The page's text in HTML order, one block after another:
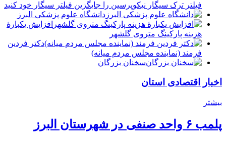
فیلتر ترک سیگار نیکوپرسین را جایگزین فیلتر سیگار خود کنید
دانشگاه علوم پزشکی البرز
افزایش یکبارۀ
هزینه پارکینگ متروی گلشهر
دكتر فردين
فرمند (نماينده مجلس مردم میانه)
سخنان بزرگان
اخبار اقتصادی استان
بیشتر
پلمب ۶ واحد صنفی در شهرستان البرز